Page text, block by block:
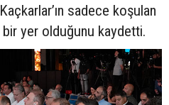
sadece koşulan
bir yer olduğunu kaydetti.